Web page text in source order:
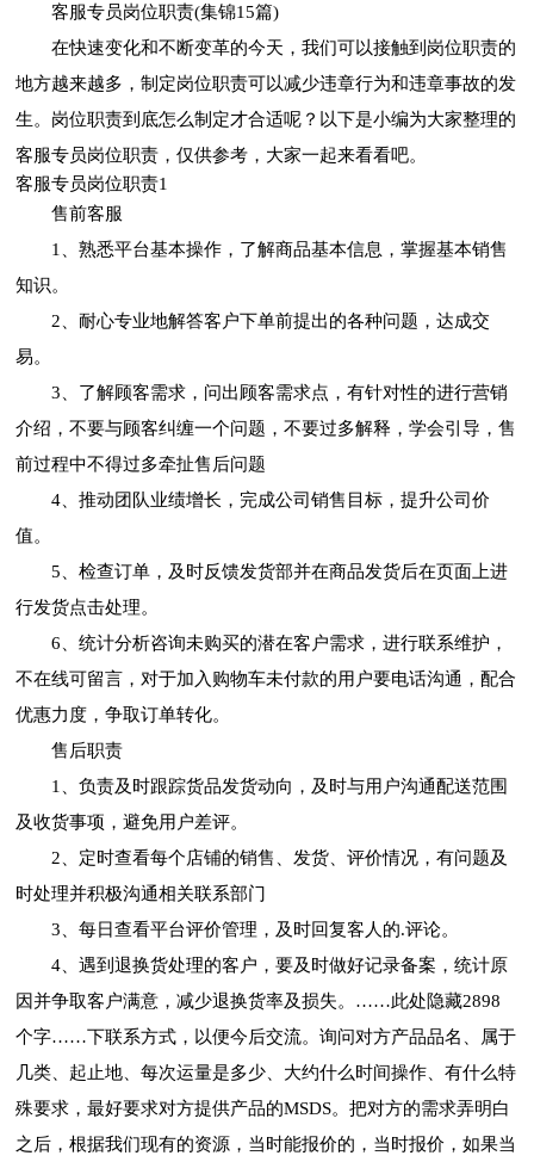
客服专员岗位职责(集锦15篇)
在快速变化和不断变革的今天，我们可以接触到岗位职责的
地方越来越多，制定岗位职责可以减少违章行为和违章事故的发
生。岗位职责到底怎么制定才合适呢？以下是小编为大家整理的
客服专员岗位职责，仅供参考，大家一起来看看吧。
客服专员岗位职责1
售前客服
1、熟悉平台基本操作，了解商品基本信息，掌握基本销售
知识。
2、耐心专业地解答客户下单前提出的各种问题，达成交
易。
3、了解顾客需求，问出顾客需求点，有针对性的进行营销
介绍，不要与顾客纠缠一个问题，不要过多解释，学会引导，售
前过程中不得过多牵扯售后问题
4、推动团队业绩增长，完成公司销售目标，提升公司价
值。
5、检查订单，及时反馈发货部并在商品发货后在页面上进
行发货点击处理。
6、统计分析咨询未购买的潜在客户需求，进行联系维护，
不在线可留言，对于加入购物车未付款的用户要电话沟通，配合
优惠力度，争取订单转化。
售后职责
1、负责及时跟踪货品发货动向，及时与用户沟通配送范围
及收货事项，避免用户差评。
2、定时查看每个店铺的销售、发货、评价情况，有问题及
时处理并积极沟通相关联系部门
3、每日查看平台评价管理，及时回复客人的.评论。
4、遇到退换货处理的客户，要及时做好记录备案，统计原
因并争取客户满意，减少退换货率及损失。 ……此处隐藏2898
个字……下联系方式，以便今后交流。询问对方产品品名、属于
几类、起止地、每次运量是多少、大约什么时间操作、有什么特
殊要求，最好要求对方提供产品的MSDS。把对方的需求弄明白
之后，根据我们现有的资源，当时能报价的，当时报价，如果当